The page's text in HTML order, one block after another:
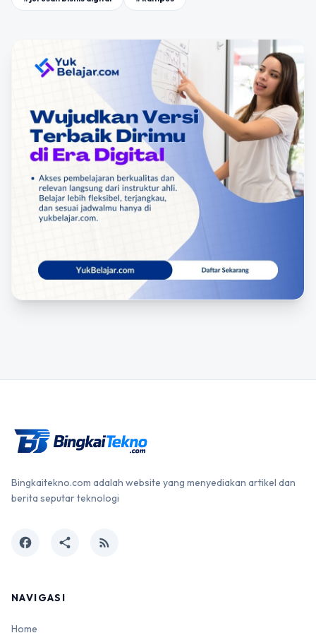
Bingkaitekno.com adalah website yang menyediakan artikel dan
berita seputar teknologi
facebook share rss_feed
NAVIGASI
Home